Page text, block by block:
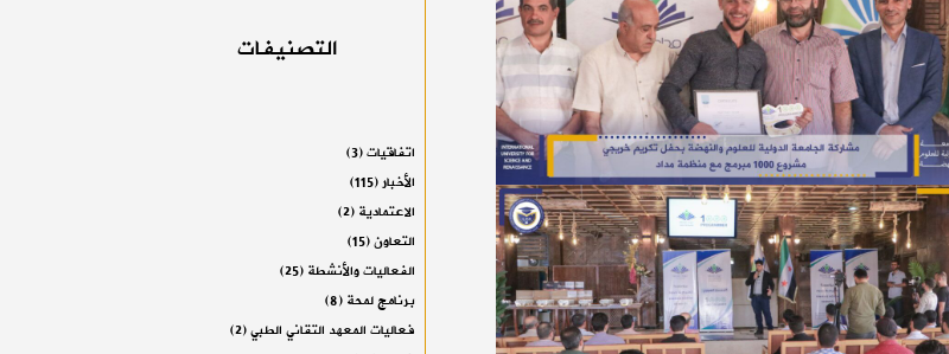
التصنيفات
اتفاقيات(3)
الأخبار(115)
الاعتمادية(2)
التعاون(15)
الفعاليات والأنشطة(25)
برنامج لمحة(8)
فعاليات المعهد التقاني الطبي(2)